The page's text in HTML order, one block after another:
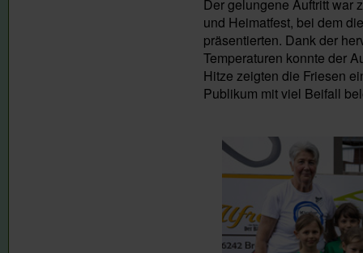
Der gelungene Auftritt war
und Heimatfest, bei dem
präsentierten. Dank der
Temperaturen konnte der
Hitze zeigten die Friesen
Publikum mit viel Beifall